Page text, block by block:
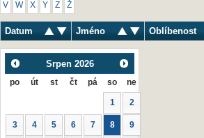
V W X Y Z Ž
Datum Jméno Oblíbenost
Srpen 2026
po út st čt pá so ne
1 2
3 4 5 6 7 8 9